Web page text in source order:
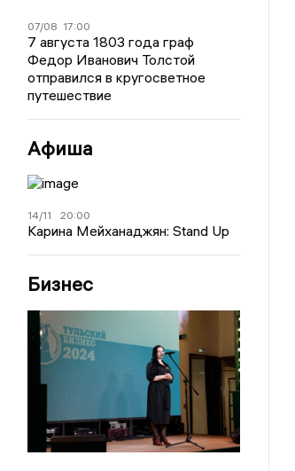
07/08 17:00
7 августа 1803 года граф
Федор Иванович Толстой
отправился в кругосветное
путешествие
Афиша
14/11 20:00
Карина Мейханаджян: Stand Up
Бизнес